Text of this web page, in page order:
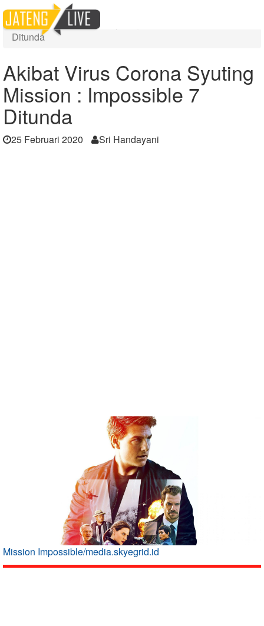
Home
Berita
Akibat Virus Corona Syuting Mission : Impossible 7
Ditunda
Akibat Virus Corona Syuting
Mission : Impossible 7
Ditunda
25 Februari 2020 Sri Handayani
Mission Impossible/media.skyegrid.id